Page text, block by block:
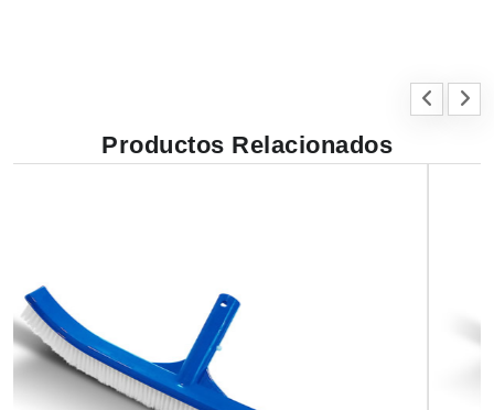
Productos Relacionados